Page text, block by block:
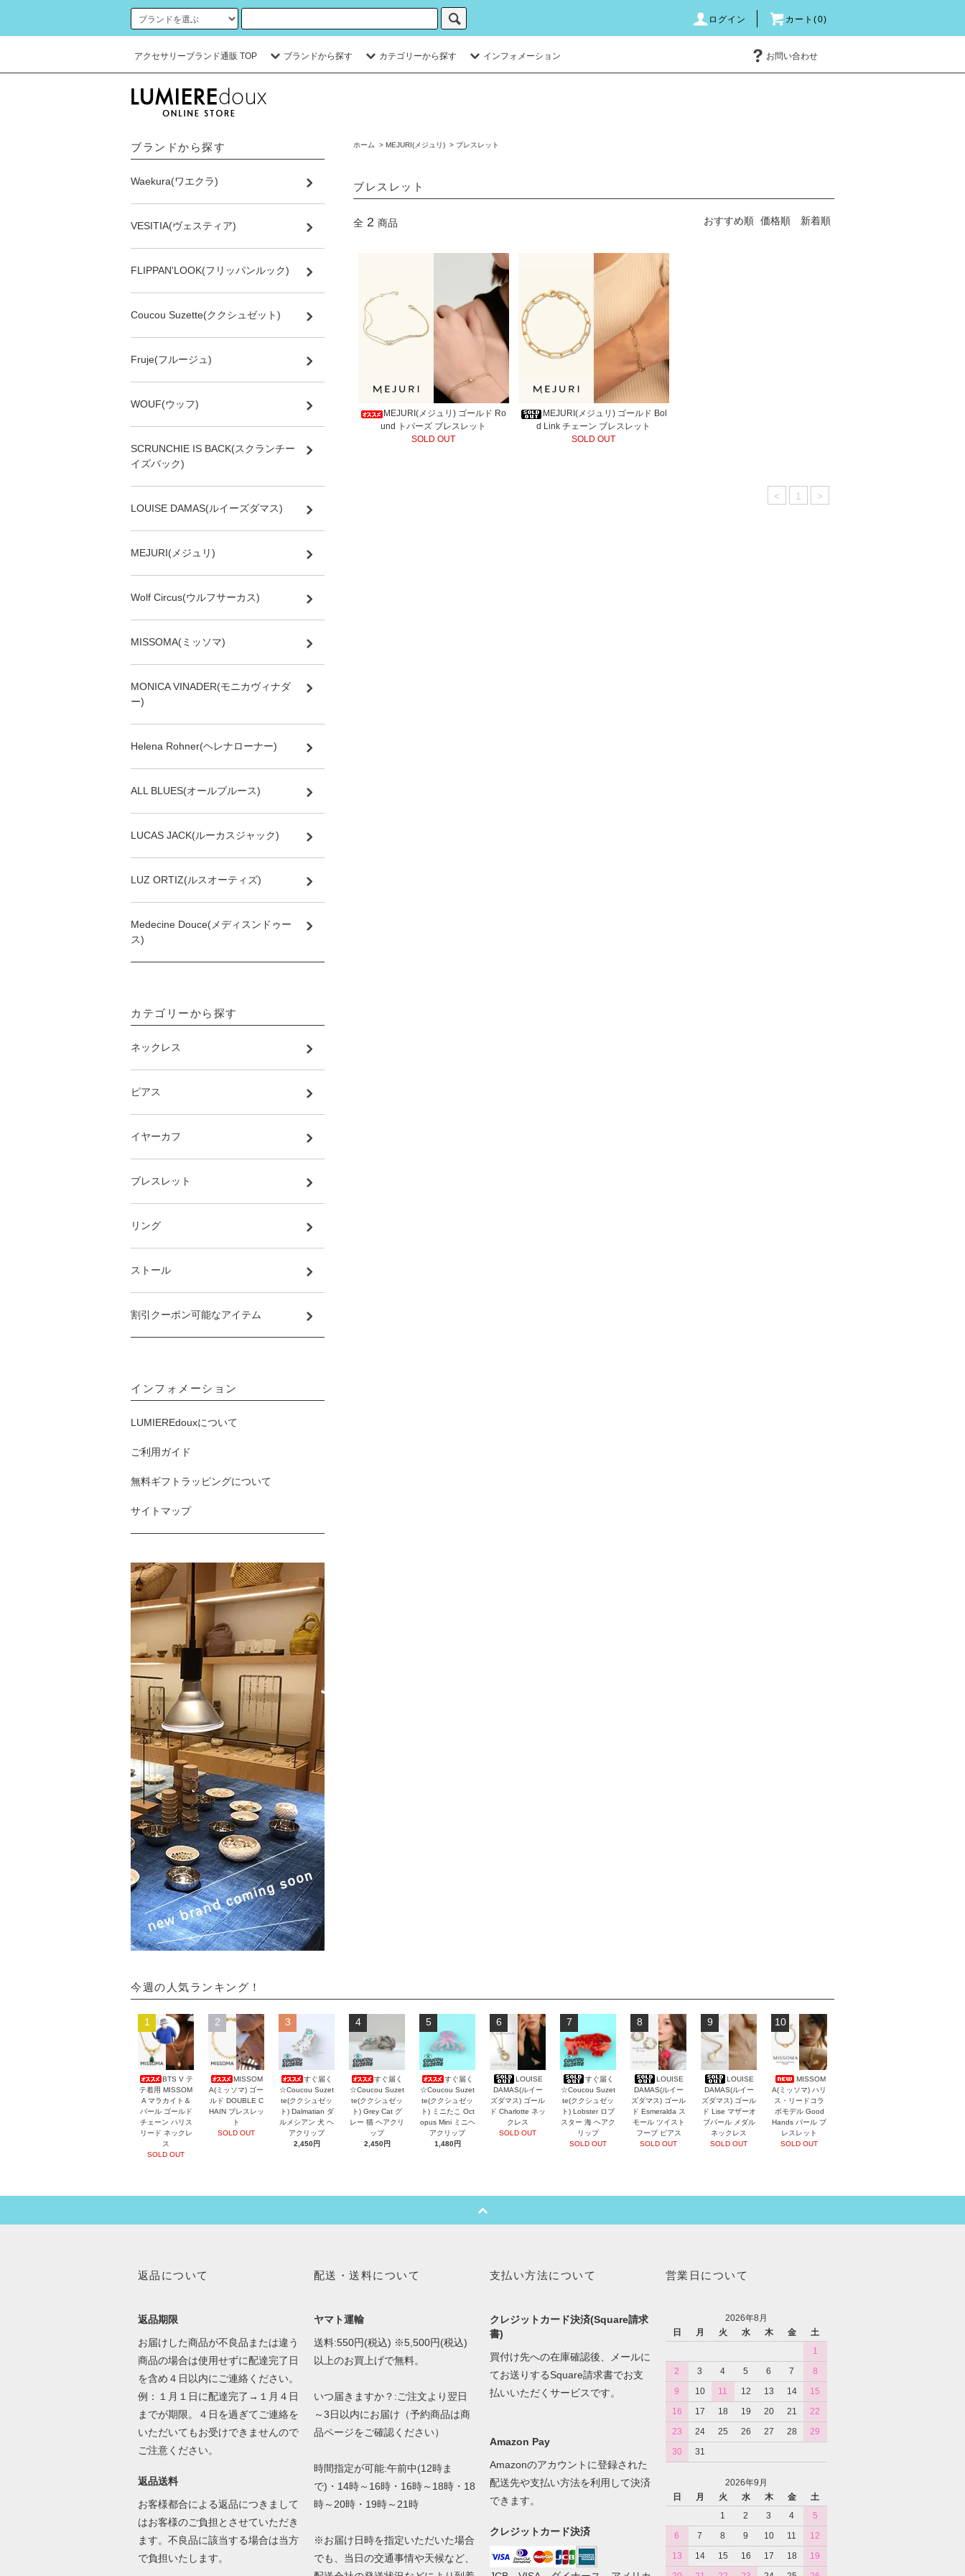
ログイン カート(0)
アクセサリーブランド通販 TOP ブランドから探す カテゴリーから探す インフォメーション お問い合わせ
ホーム > MEJURI(メジュリ) > ブレスレット
ブレスレット
全 2 商品 おすすめ順 価格順 新着順
MEJURI(メジュリ) ゴールド Ro
und トパーズ ブレスレット
SOLD OUT
MEJURI(メジュリ) ゴールド Bol
d Link チェーン ブレスレット
SOLD OUT
< 1 >
ブランドから探す
Waekura(ワエクラ)
VESITIA(ヴェスティア)
FLIPPAN'LOOK(フリッパンルック)
Coucou Suzette(ククシュゼット)
Fruje(フルージュ)
WOUF(ウッフ)
SCRUNCHIE IS BACK(スクランチー
イズバック)
LOUISE DAMAS(ルイーズダマス)
MEJURI(メジュリ)
Wolf Circus(ウルフサーカス)
MISSOMA(ミッソマ)
MONICA VINADER(モニカヴィナダ
ー)
Helena Rohner(ヘレナローナー)
ALL BLUES(オールブルース)
LUCAS JACK(ルーカスジャック)
LUZ ORTIZ(ルスオーティズ)
Medecine Douce(メディスンドゥー
ス)
カテゴリーから探す
ネックレス
ピアス
イヤーカフ
ブレスレット
リング
ストール
割引クーポン可能なアイテム
インフォメーション
LUMIEREdouxについて
ご利用ガイド
無料ギフトラッピングについて
サイトマップ
今週の人気ランキング！
1
BTS V テ
テ着用 MISSOM
A マラカイト＆
パール ゴールド
チェーン ハリス
リード ネックレ
ス
SOLD OUT
2
MISSOM
A(ミッソマ) ゴー
ルド DOUBLE C
HAIN ブレスレッ
ト
SOLD OUT
3
すぐ届く
☆Coucou Suzet
te(ククシュゼッ
ト) Dalmatian ダ
ルメシアン 犬 ヘ
アクリップ
2,450円
4
すぐ届く
☆Coucou Suzet
te(ククシュゼッ
ト) Grey Cat グ
レー 猫 ヘアクリ
ップ
2,450円
5
すぐ届く
☆Coucou Suzet
te(ククシュゼッ
ト) ミニたこ Oct
opus Mini ミニヘ
アクリップ
1,480円
6
LOUISE
DAMAS(ルイー
ズダマス) ゴール
ド Charlotte ネッ
クレス
SOLD OUT
7
すぐ届く
☆Coucou Suzet
te(ククシュゼッ
ト) Lobster ロブ
スター 海 ヘアク
リップ
SOLD OUT
8
LOUISE
DAMAS(ルイー
ズダマス) ゴール
ド Esmeralda ス
モール ツイスト
フープ ピアス
SOLD OUT
9
LOUISE
DAMAS(ルイー
ズダマス) ゴール
ド Lise マザーオ
ブパール メダル
ネックレス
SOLD OUT
10
MISSOM
A(ミッソマ) ハリ
ス・リードコラ
ボモデル Good
Hands パール ブ
レスレット
SOLD OUT
返品について
返品期限
お届けした商品が不良品または違う
商品の場合は使用せずに配達完了日
を含め４日以内にご連絡ください。
例：１月１日に配達完了→１月４日
までが期限。４日を過ぎてご連絡を
いただいてもお受けできませんので
ご注意ください。
返品送料
お客様都合による返品につきまして
はお客様のご負担とさせていただき
ます。不良品に該当する場合は当方
で負担いたします。
配送・送料について
ヤマト運輸
送料:550円(税込) ※5,500円(税込)
以上のお買上げで無料。
いつ届きますか？:ご注文より翌日
～3日以内にお届け（予約商品は商
品ページをご確認ください）
時間指定が可能:午前中(12時ま
で)・14時～16時・16時～18時・18
時～20時・19時～21時
※お届け日時を指定いただいた場合
でも、当日の交通事情や天候など、
支払い方法について
クレジットカード決済(Square請求
書)
買付け先への在庫確認後、メールに
てお送りするSquare請求書でお支
払いいただくサービスです。
Amazon Pay
Amazonのアカウントに登録された
配送先や支払い方法を利用して決済
できます。
クレジットカード決済
営業日について
2026年8月
日
月 火 水 木 金
土
1
2
3 4 5 6 7
8
9
10 11 12 13 14
15
16
17 18 19 20 21
22
23
24 25 26 27 28
29
30
31
2026年9月
日
月 火 水 木 金
土
1
2 3 4
5
6
7 8 9 10 11
12
13
14 15 16 17 18
19